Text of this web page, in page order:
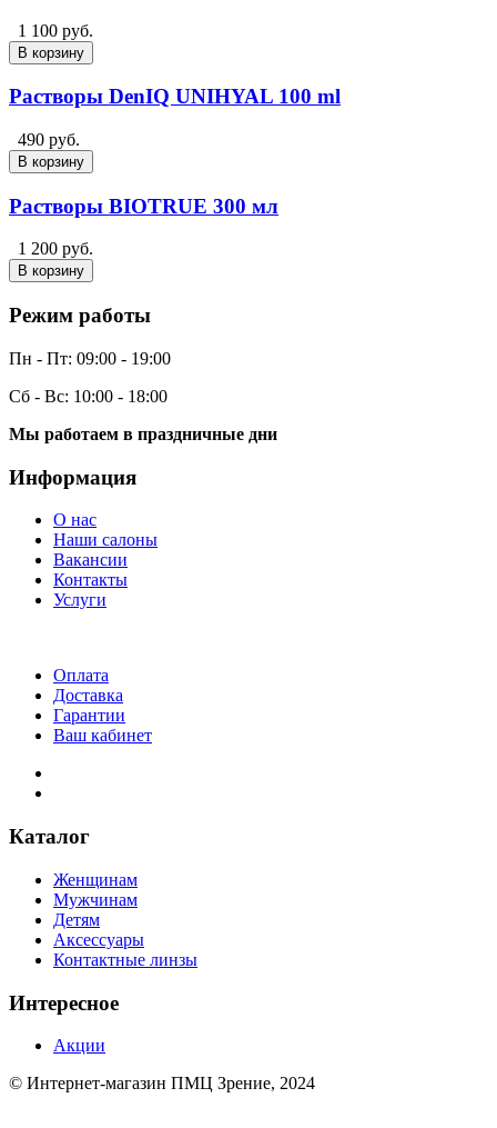
1 100 руб.
В корзину
Растворы DenIQ UNIHYAL 100 ml
490 руб.
В корзину
Растворы BIOTRUE 300 мл
1 200 руб.
В корзину
Режим работы
Пн - Пт: 09:00 - 19:00
Сб - Вс: 10:00 - 18:00
Мы работаем в праздничные дни
Информация
О нас
Наши салоны
Вакансии
Контакты
Услуги
Оплата
Доставка
Гарантии
Ваш кабинет
Каталог
Женщинам
Мужчинам
Детям
Аксессуары
Контактные линзы
Интересное
Акции
© Интернет-магазин ПМЦ Зрение, 2024